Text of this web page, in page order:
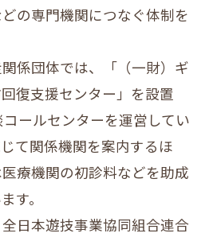
の専門機関につなぐ体制を
係団体では、「（一財）ギ
復支援センター」を設置
ールセンターを運営してい
て関係機関を案内するほ
療機関の初診料などを助成
す。
日本遊技事業協同組合連合